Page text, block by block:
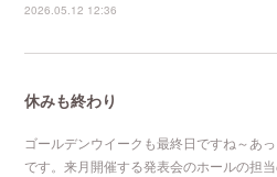
2026.05.12 12:36
休みも終わり
ゴールデンウイークも最終日ですね～あ
です。来月開催する発表会のホールの担